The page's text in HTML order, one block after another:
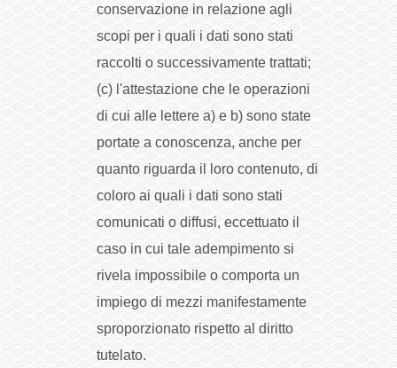
conservazione in relazione agli
scopi per i quali i dati sono stati
raccolti o successivamente trattati;
(c) l'attestazione che le operazioni
di cui alle lettere a) e b) sono state
portate a conoscenza, anche per
quanto riguarda il loro contenuto, di
coloro ai quali i dati sono stati
comunicati o diffusi, eccettuato il
caso in cui tale adempimento si
rivela impossibile o comporta un
impiego di mezzi manifestamente
sproporzionato rispetto al diritto
tutelato.